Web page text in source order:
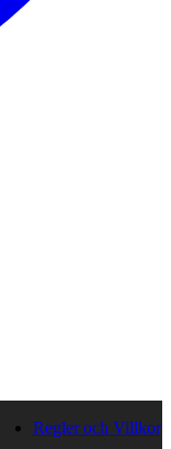
Regler och Villkor